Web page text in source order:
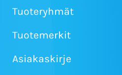
Tuoteryhmät
Tuotemerkit
Asiakaskirje